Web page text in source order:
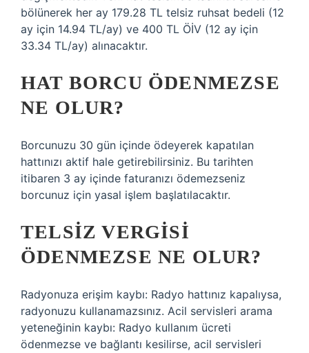
bölünerek her ay 179.28 TL telsiz ruhsat bedeli (12
ay için 14.94 TL/ay) ve 400 TL ÖİV (12 ay için
33.34 TL/ay) alınacaktır.
HAT BORCU ÖDENMEZSE
NE OLUR?
Borcunuzu 30 gün içinde ödeyerek kapatılan
hattınızı aktif hale getirebilirsiniz. Bu tarihten
itibaren 3 ay içinde faturanızı ödemezseniz
borcunuz için yasal işlem başlatılacaktır.
TELSIZ VERGISI
ÖDENMEZSE NE OLUR?
Radyonuza erişim kaybı: Radyo hattınız kapalıysa,
radyonuzu kullanamazsınız. Acil servisleri arama
yeteneğinin kaybı: Radyo kullanım ücreti
ödenmezse ve bağlantı kesilirse, acil servisleri